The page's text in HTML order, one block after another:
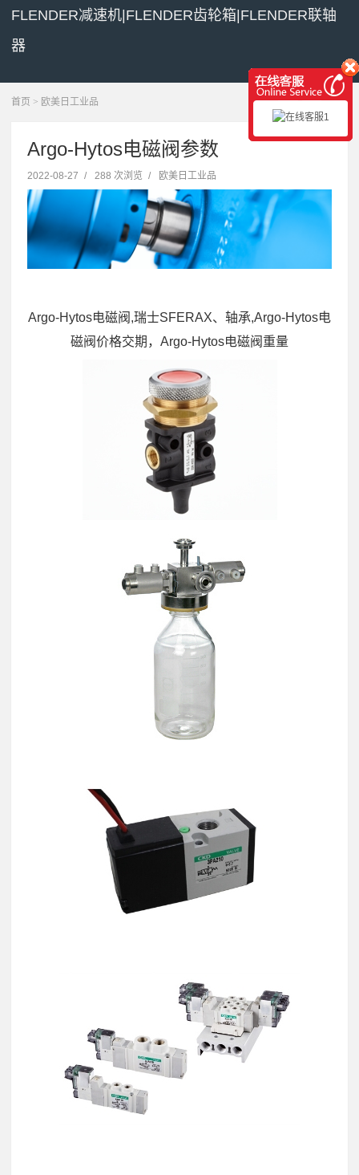
FLENDER减速机|FLENDER齿轮箱|FLENDER联轴
器
展开菜单
首页 > 欧美日工业品
Argo-Hytos电磁阀参数
2022-08-27 / 288 次浏览 / 欧美日工业品
Argo-Hytos电磁阀,瑞士SFERAX、轴承,Argo-Hytos电
磁阀价格交期，Argo-Hytos电磁阀重量